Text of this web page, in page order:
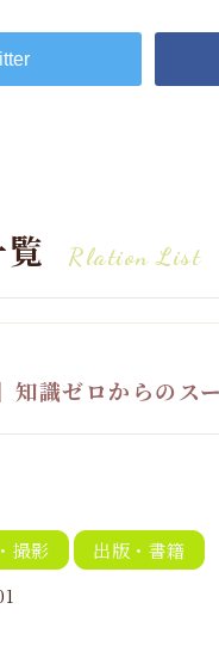
Rlation List
知識ゼロからのス
撮影 出版・書籍